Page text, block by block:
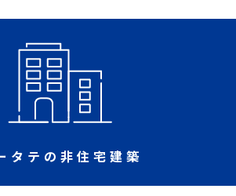
タテの非住宅建築